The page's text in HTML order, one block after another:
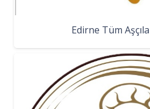
Edirne Tüm